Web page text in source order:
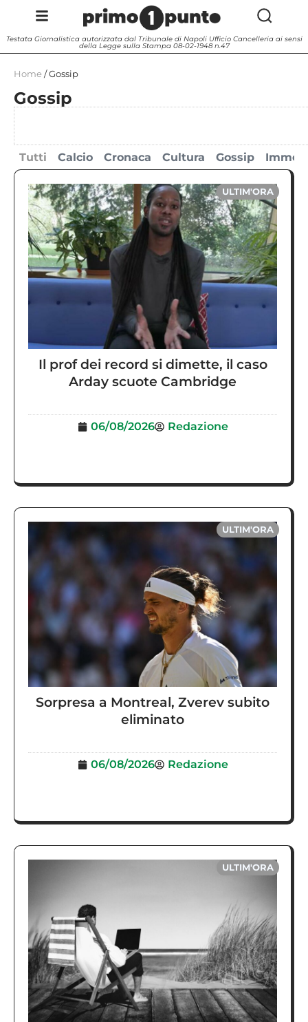
Testata Giornalistica autorizzata dal Tribunale di Napoli Ufficio Cancelleria ai sensi
della Legge sulla Stampa 08-02-1948 n.47
Home /Gossip
Gossip
Calcio Cronaca Cultura Gossip
Tutti
ULTIM'ORA
Il prof dei record si dimette, il caso
Arday scuote Cambridge
06/08/2026 Redazione
ULTIM'ORA
Sorpresa a Montreal, Zverev subito
eliminato
06/08/2026 Redazione
ULTIM'ORA